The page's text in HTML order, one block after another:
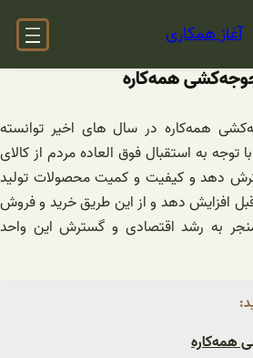
آغاز همکاری
جوجه‌کشی ‌همه‌کاره
‌همه‌کاره در سال های اخیر توانسته
به استقبال فوق العاده مردم از کالای
دهد و کیفیت و کمیت محصولات تولید
افزایش دهد و از این طریق خرید و فروش
به رشد اقتصادی و گسترش این واحد
‌همه‌کاره